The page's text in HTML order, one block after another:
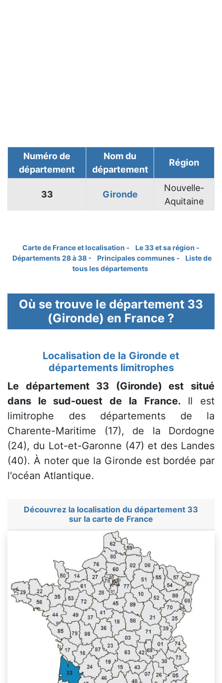
Numéro de
département
Nom du
département
Région
33 Gironde
Nouvelle-
Aquitaine
Carte de France et localisation -
Le 33 et sa région -
Départements 28 à 38 -
Principales communes -
Liste de
tous les départements
Où se trouve le département 33
(Gironde) en France ?
Localisation de la Gironde et
départements limitrophes
Le département 33 (Gironde) est situé
dans le sud-ouest de la France. Il est
limitrophe des départements de la
Charente-Maritime (17), de la Dordogne
(24), du Lot-et-Garonne (47) et des Landes
(40). À noter que la Gironde est bordée par
l'océan Atlantique.
Découvrez la localisation du département 33
sur la carte de France